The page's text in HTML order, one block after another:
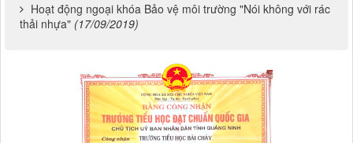
Hoạt động ngoại khóa Bảo vệ môi trường "Nói không với rác
thải nhựa" (17/09/2019)